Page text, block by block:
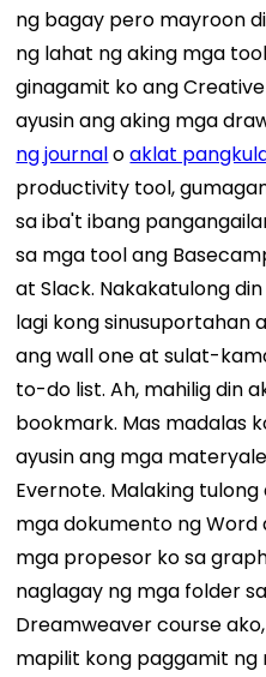
ng bagay pero mayroon
ng lahat ng aking mga
ginagamit ko ang
ayusin ang aking mga
ng journaloaklat
productivity tool,
sa iba't ibang
sa mga tool ang
at Slack. Nakakatulong
lagi kong sinusuportahan
ang wall one at sulat-
to-do list. Ah, mahilig din
bookmark. Mas madalas
ayusin ang mga
Evernote. Malaking
mga dokumento ng Word
mga propesor ko sa
naglagay ng mga folder
Dreamweaver course
mapilit kong paggamit ng